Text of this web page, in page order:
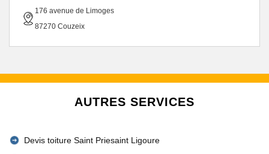
176 avenue de Limoges
87270 Couzeix
AUTRES SERVICES
Devis toiture Saint Priesaint Ligoure